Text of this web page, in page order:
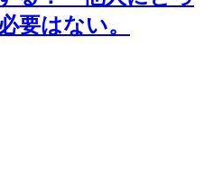
要はない。